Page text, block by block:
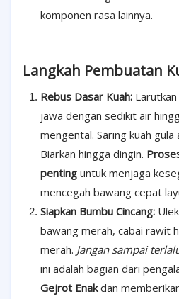
komponen rasa lainnya.
Langkah Pembuatan
Rebus Dasar Kuah:
jawa dengan sedikit air
mengental. Saring kuah
Biarkan hingga dingin.
penting untuk menjaga
mencegah bawang cepat
Siapkan Bumbu Cincang:
bawang merah, cabai rawit
merah. Jangan sampai
ini adalah bagian dari
Gejrot Enakdan